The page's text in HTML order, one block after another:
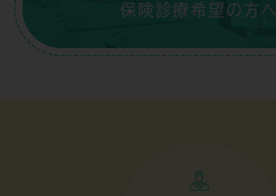
保険診療希望の方へ